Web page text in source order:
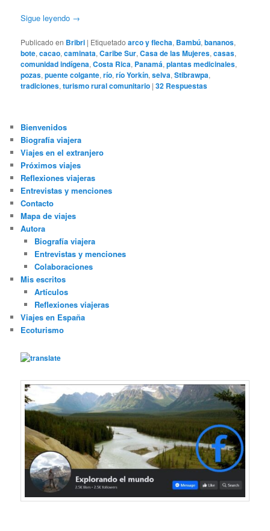
Sigue leyendo →
Publicado en Bribri | Etiquetado arco y flecha, Bambú,bananos,
bote,cacao,caminata,Caribe Sur,Casa de las Mujeres,casas,
comunidad indígena,Costa Rica, Panamá,plantas medicinales,
pozas,puente colgante,río,río Yorkín,selva,Stibrawpa,
tradiciones,turismo rural comunitario |32 Respuestas
Bienvenidos
Biografía viajera
Viajes en el extranjero
Próximos viajes
Reflexiones viajeras
Entrevistas y menciones
Contacto
Mapa de viajes
Autora
Biografía viajera
Entrevistas y menciones
Colaboraciones
Mis escritos
Artículos
Reflexiones viajeras
Viajes en España
Ecoturismo